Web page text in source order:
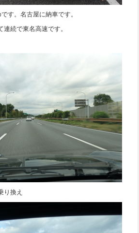
す。名古屋に納車です。
続で東名高速です。
り換え